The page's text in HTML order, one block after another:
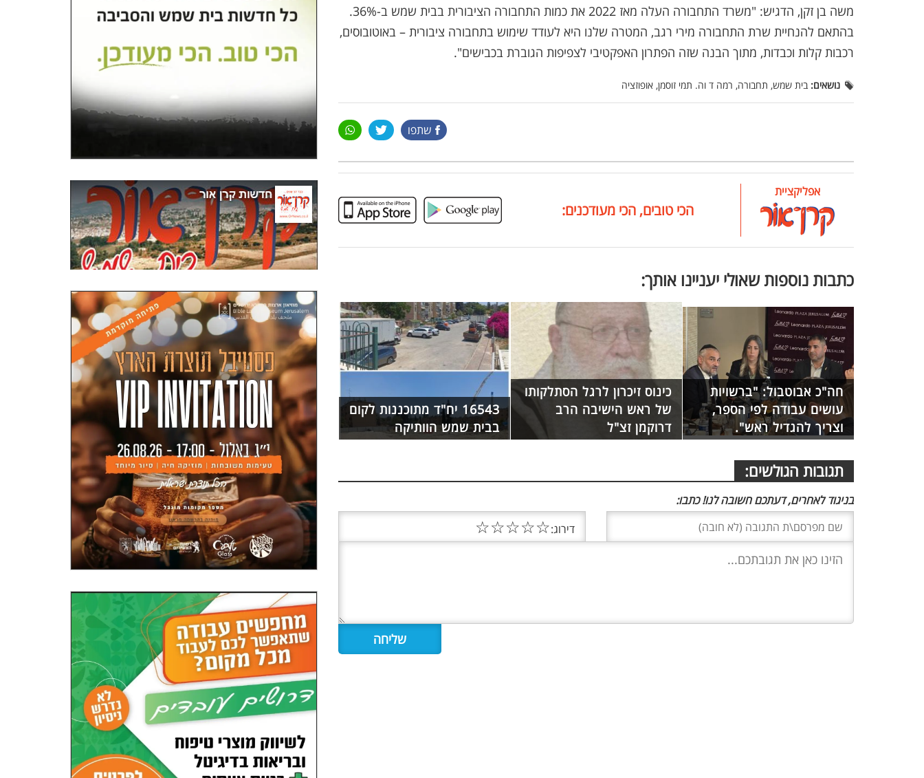
משה בן זקן, הדגיש: "משרד התחבורה העלה מאז 2022 את כמות התחבורה הציבורית בבית שמש ב-36%.
בהתאם להנחיית שרת התחבורה מירי רגב, המטרה שלנו היא לעודד שימוש בתחבורה ציבורית – באוטובוסים,
רכבות קלות וכבדות, מתוך הבנה שזה הפתרון האפקטיבי לצפיפות הגוברת בכבישים".
נושאים: בית שמש, תחבורה, רמה ד וה. תמי זוסמן, אופוזציה
שתפו
אפליקציית
הכי טובים, הכי מעודכנים:
כתבות נוספות שאולי יעניינו אותך:
חה"כ אבוטבול: "ברשויות
עושים עבודה לפי הספר,
וצריך להגדיל ראש".
כינוס זיכרון לרגל הסתלקותו
של ראש הישיבה הרב
דרוקמן זצ"ל
16543 יח"ד מתוכננות לקום
בבית שמש הוותיקה
תגובות הגולשים:
בניגוד לאחרים, דעתכם חשובה לנו! כתבו:
דירוג:☆
☆
☆
☆
☆